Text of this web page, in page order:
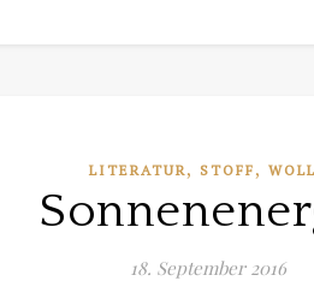
LITERATUR, STOFF ,
18. September 2016